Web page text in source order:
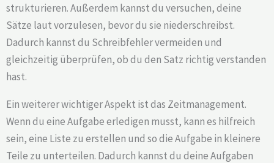
strukturieren. Außerdem kannst du versuchen, deine
Sätze laut vorzulesen, bevor du sie niederschreibst.
Dadurch kannst du Schreibfehler vermeiden und
gleichzeitig überprüfen, ob du den Satz richtig verstanden
hast.
Ein weiterer wichtiger Aspekt ist das Zeitmanagement.
Wenn du eine Aufgabe erledigen musst, kann es hilfreich
sein, eine Liste zu erstellen und so die Aufgabe in kleinere
Teile zu unterteilen. Dadurch kannst du deine Aufgaben